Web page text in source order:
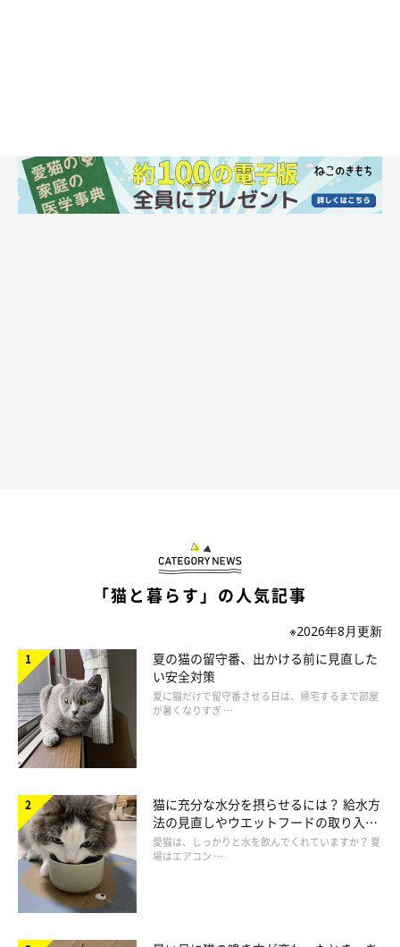
抱っこをゲット♡
飼い主さんが帰宅すると、立ち上がって抱っこをせがむりんく
ん。抱っこをするとゴロゴロとのどを鳴らし、降ろすとふたたび
このうれしいシーンを人にたとえると…
「猫と暮らす」の人気記事
※2026年8月更新
夏の猫の留守番、出かける前に見直した
い安全対策
夏に猫だけで留守番させる日は、帰宅するまで部屋
が暑くなりすぎ …
猫に充分な水分を摂らせるには？ 給水方
法の見直しやウエットフードの取り入れ
方を解説
愛猫は、しっかりと水を飲んでくれていますか？ 夏
場はエアコン …